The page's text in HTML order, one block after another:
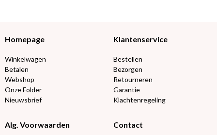
Homepage
Winkelwagen
Betalen
Webshop
Onze Folder
Nieuwsbrief
Klantenservice
Bestellen
Bezorgen
Retourneren
Garantie
Klachtenregeling
Alg. Voorwaarden Contact